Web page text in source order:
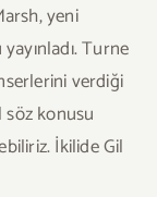
yeni
Turne
verdiği
konusu
İkilide Gil